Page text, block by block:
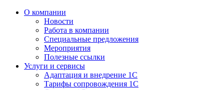
О компании
Новости
Работа в компании
Специальные предложения
Мероприятия
Полезные ссылки
Услуги и сервисы
Адаптация и внедрение 1С
Тарифы сопровождения 1С